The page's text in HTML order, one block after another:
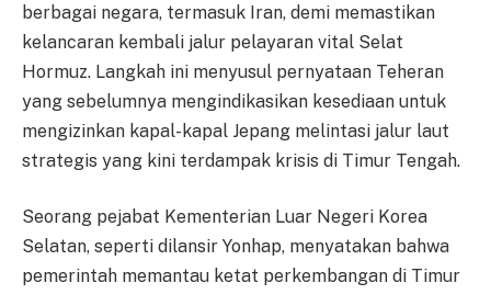
berbagai negara, termasuk Iran, demi memastikan
kelancaran kembali jalur pelayaran vital Selat
Hormuz. Langkah ini menyusul pernyataan Teheran
yang sebelumnya mengindikasikan kesediaan untuk
mengizinkan kapal-kapal Jepang melintasi jalur laut
strategis yang kini terdampak krisis di Timur Tengah.
Seorang pejabat Kementerian Luar Negeri Korea
Selatan, seperti dilansir Yonhap, menyatakan bahwa
pemerintah memantau ketat perkembangan di Timur